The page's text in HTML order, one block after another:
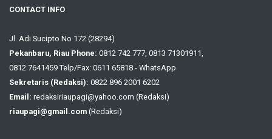
CONTACT INFO
Jl. Adi Sucipto No 172 (28294)
Pekanbaru, Riau Phone: 0812 742 777, 0813 71301911,
0812 7641459 Telp/Fax: 0611 65818 - WhatsApp
Sekretaris (Redaksi): 0822 896 2001 6202
Email: redaksiriaupagi@yahoo.com (Redaksi)
riaupagi@gmail.com (Redaksi)